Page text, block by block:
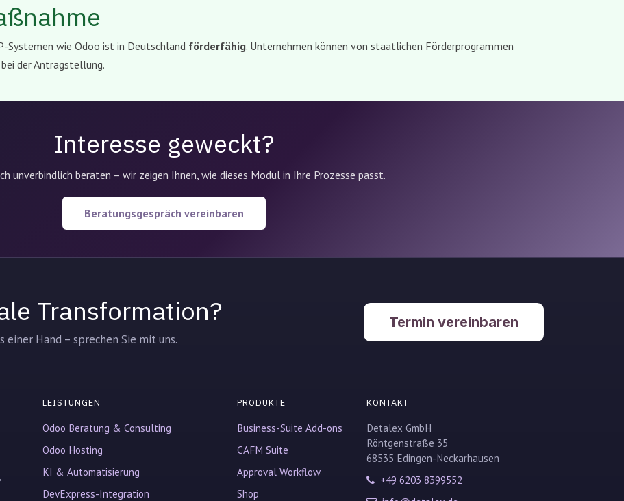
Systemen wie Odoo ist in Deutschland förderfähig. Unternehmen können von staatlichen Förderprogrammen
der Antragstellung.
Interesse geweckt?
unverbindlich beraten – wir zeigen Ihnen, wie dieses Modul in Ihre Prozesse passt.
Beratungsgespräch vereinbaren
Transformation?
einer Hand – sprechen Sie mit uns.
Termin vereinbaren
LEISTUNGEN
Odoo Beratung & Consulting
Odoo Hosting
KI & Automatisierung
DevExpress-Integration
PRODUKTE
Business-Suite Add-ons
CAFM Suite
Approval Workflow
Shop
KONTAKT
Detalex GmbH
Röntgenstraße 35
68535 Edingen-Neckarhausen
+49 6203 8399552